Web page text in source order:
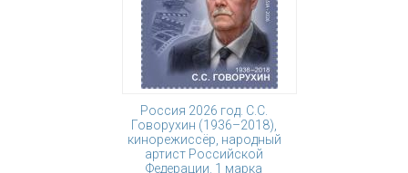
Россия 2026 год. С.С.
Говорухин (1936–2018),
кинорежиссёр, народный
артист Российской
Федерации. 1 марка